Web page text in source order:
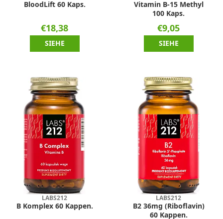
BloodLift 60 Kaps.
€18,38
SIEHE
Vitamin B-15 Methyl
100 Kaps.
€9,05
SIEHE
LABS212
B Komplex 60 Kappen.
LABS212
B2 36mg (Riboflavin)
60 Kappen.